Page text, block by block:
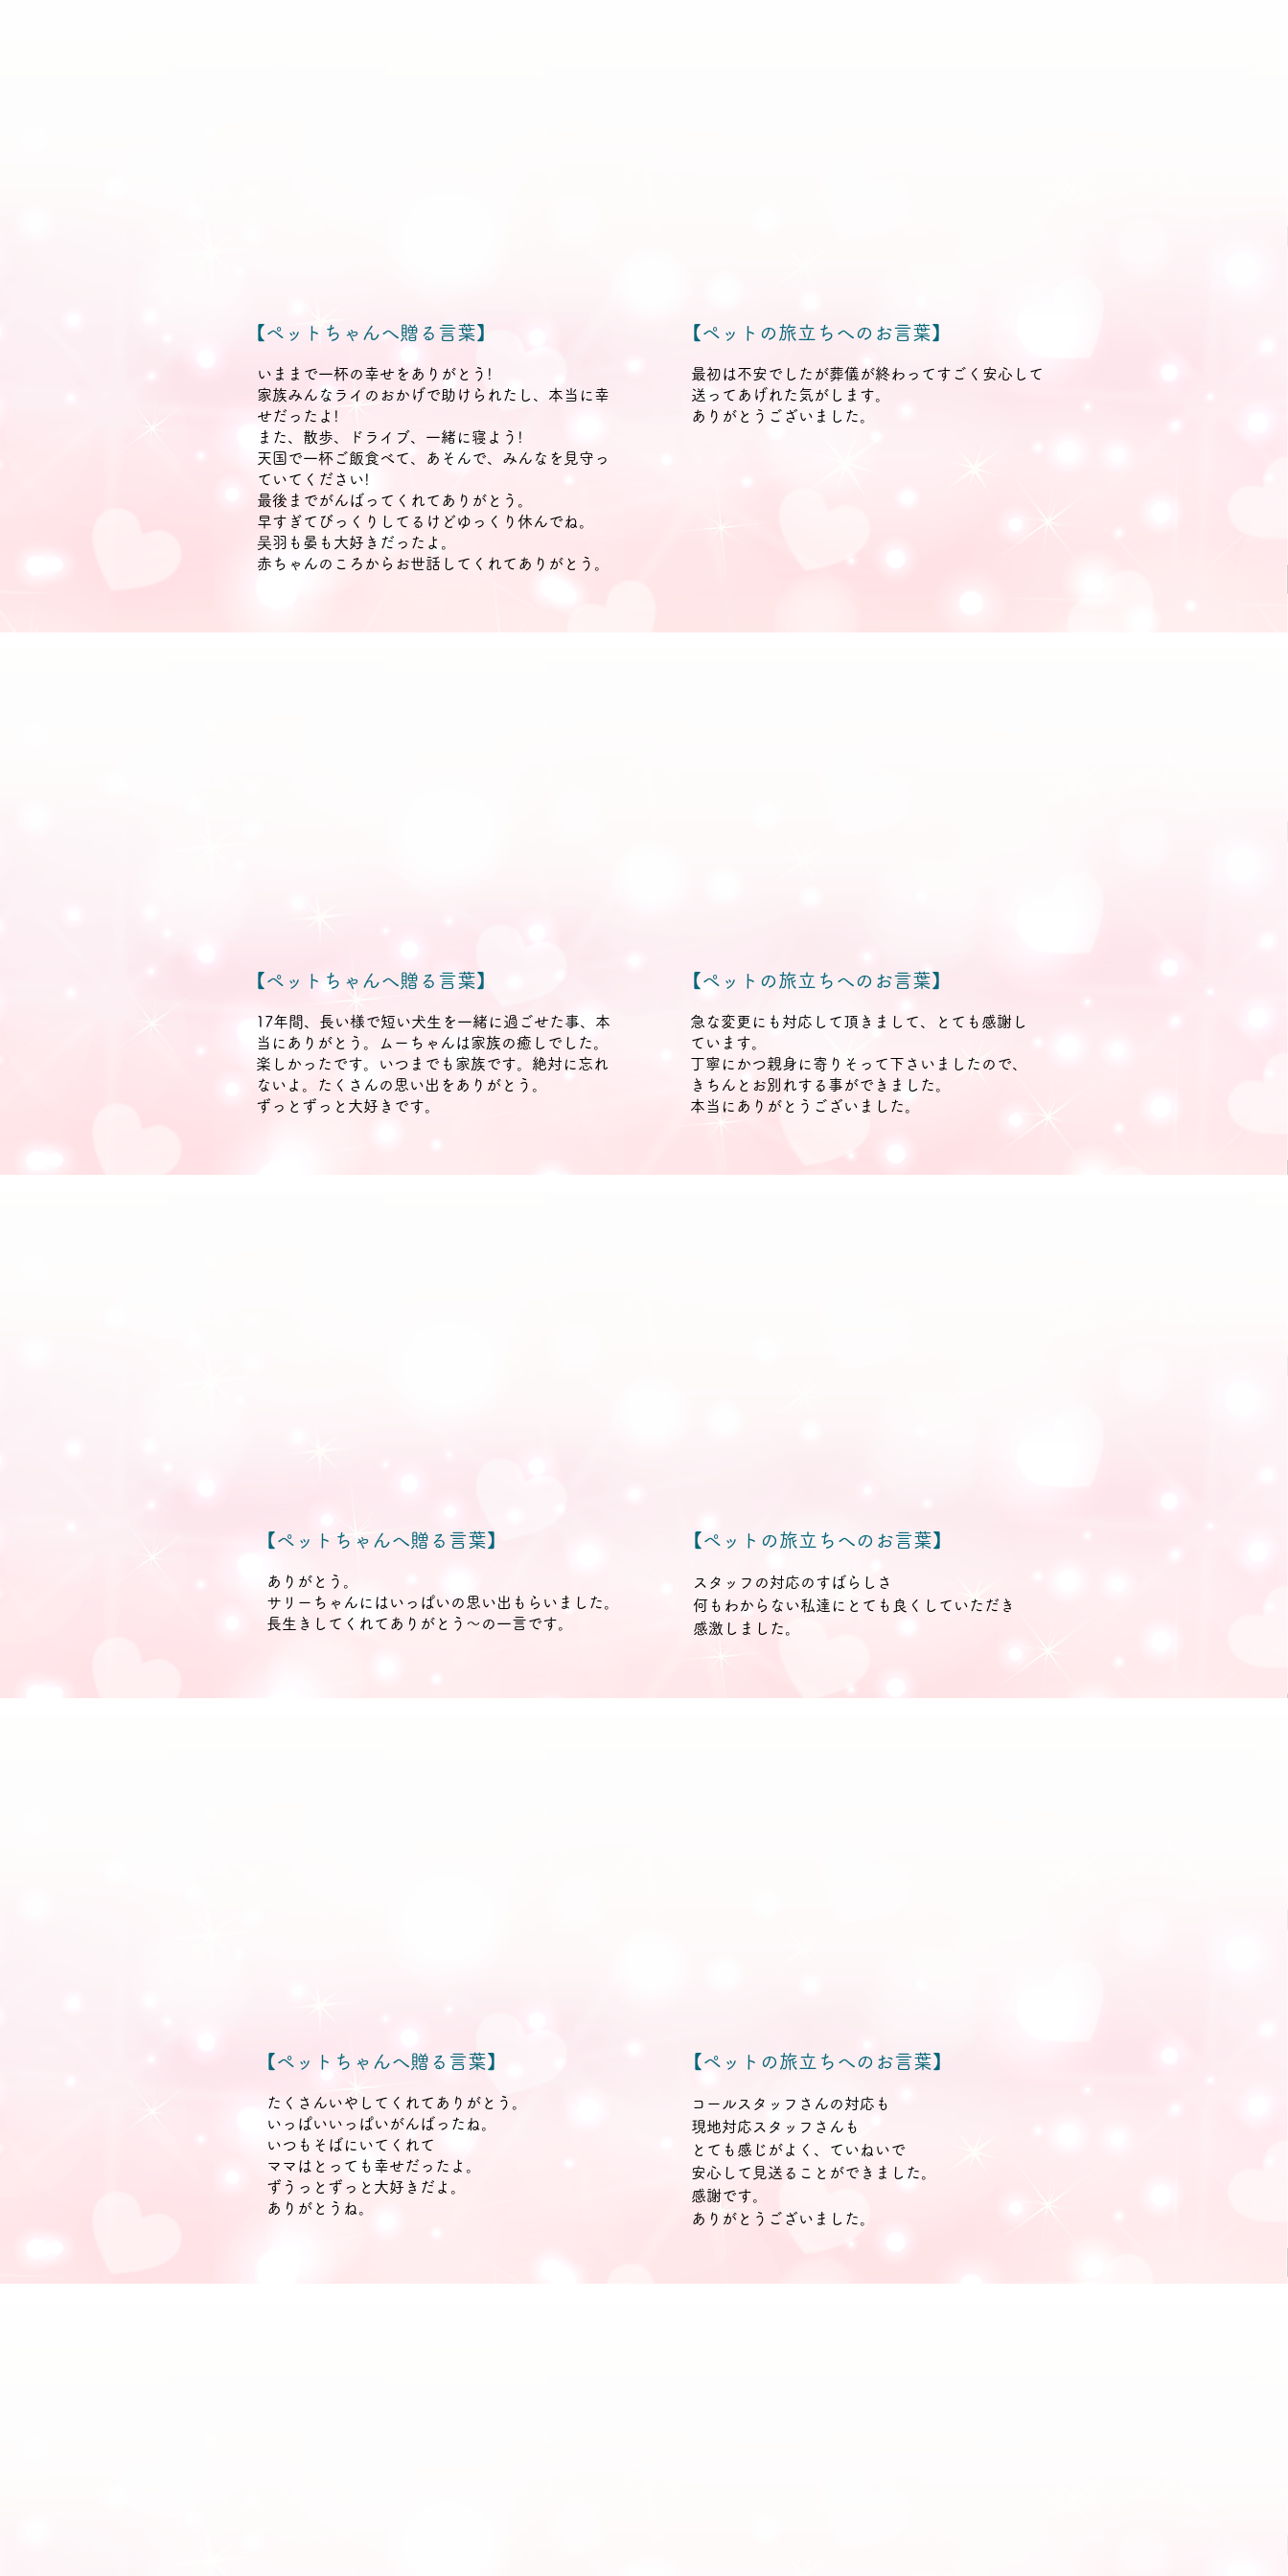
【ペットちゃんへ贈る言葉】
いままで一杯の幸せをありがとう!
家族みんなライのおかげで助けられたし、本当に幸
せだったよ!
また、散歩、ドライブ、一緒に寝よう!
天国で一杯ご飯食べて、あそんで、みんなを見守っ
ていてください!
最後までがんばってくれてありがとう。
早すぎてびっくりしてるけどゆっくり休んでね。
吴羽も晏も大好きだったよ。
赤ちゃんのころからお世話してくれてありがとう。
【ペットの旅立ちへのお言葉】
最初は不安でしたが葬儀が終わってすごく安心して
送ってあげれた気がします。
ありがとうございました。
【ペットちゃんへ贈る言葉】
17年間、長い様で短い犬生を一緒に過ごせた事、本
当にありがとう。ムーちゃんは家族の癒しでした。
楽しかったです。いつまでも家族です。絶対に忘れ
ないよ。たくさんの思い出をありがとう。
ずっとずっと大好きです。
【ペットの旅立ちへのお言葉】
急な変更にも対応して頂きまして、とても感謝し
ています。
丁寧にかつ親身に寄りそって下さいましたので、
きちんとお別れする事ができました。
本当にありがとうございました。
【ペットちゃんへ贈る言葉】
​ ありがとう。
サリーちゃんにはいっぱいの思い出もらいました。
長生きしてくれてありがとう～の一言です。
【ペットの旅立ちへのお言葉】
スタッフの対応のすばらしさ
何もわからない私達にとても良くしていただき
感激しました。
【ペットちゃんへ贈る言葉】
たくさんいやしてくれてありがとう。
いっぱいいっぱいがんばったね。
いつもそばにいてくれて
ママはとっても幸せだったよ。
ずうっとずっと大好きだよ。
ありがとうね。
【ペットの旅立ちへのお言葉】
コールスタッフさんの対応も
現地対応スタッフさんも
とても感じがよく、ていねいで
安心して見送ることができました。
感謝です。
ありがとうございました。